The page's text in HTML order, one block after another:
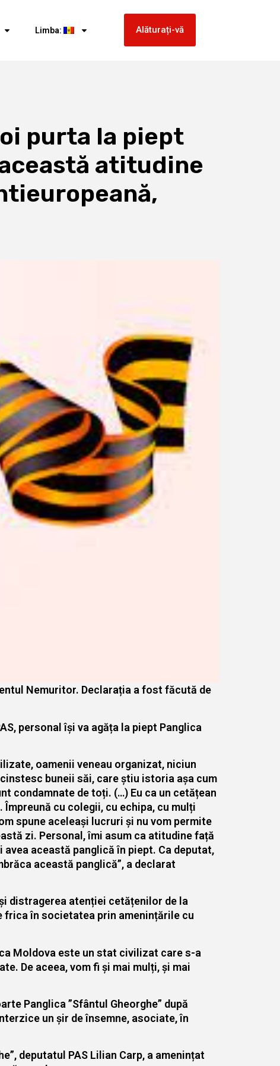
Limba: Alăturați-vă
purta la piept
atitudine
Nemuritor. Declarația a fost făcută de
personal își va agăța la piept Panglica
oamenii veneau organizat, niciun
buneii săi, care știu istoria așa cum
condamnate de toți. (…) Eu ca un cetățean
cu colegii, cu echipa, cu mulți
spune aceleași lucruri și nu vom permite
zi. Personal, îmi asum ca atitudine față
această panglică în piept. Ca deputat,
această panglică”, a declarat
distragerea atenției cetățenilor de la
frica în societatea prin amenințările cu
Moldova este un stat civilizat care s-a
De aceea, vom fi și mai mulți, și mai
Panglica ”Sfântul Gheorghe” după
un șir de însemne, asociate, în
deputatul PAS Lilian Carp, a amenințat